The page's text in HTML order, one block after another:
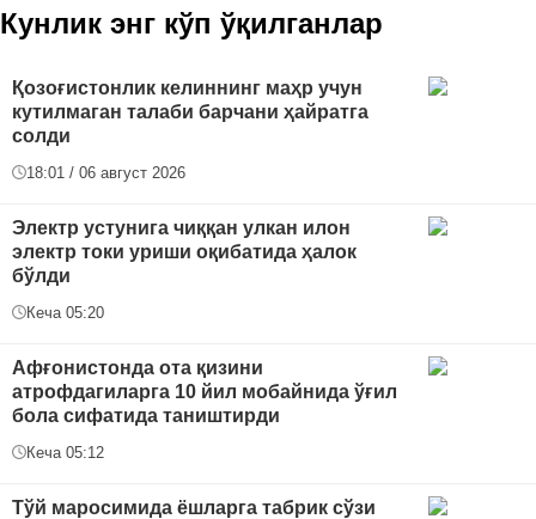
Кунлик энг кўп ўқилганлар
Қозоғистонлик келиннинг маҳр учун
кутилмаган талаби барчани ҳайратга
солди
18:01 / 06 август 2026
Электр устунига чиққан улкан илон
электр токи уриши оқибатида ҳалок
бўлди
Кеча 05:20
Афғонистонда ота қизини
атрофдагиларга 10 йил мобайнида ўғил
бола сифатида таништирди
Кеча 05:12
Тўй маросимида ёшларга табрик сўзи